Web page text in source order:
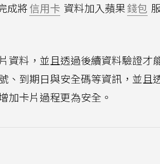
成將信用卡 資料加入蘋果錢包
資料，並且透過後續資料驗證才
、到期日與安全碼等資訊，並且
加卡片過程更為安全。